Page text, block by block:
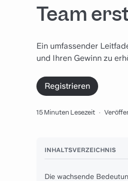
Team
Ein umfassender
und Ihren Gewinn zu
Registrieren
15 Minuten Lesezeit ·
INHALTSVERZEICHNIS
Die wachsende